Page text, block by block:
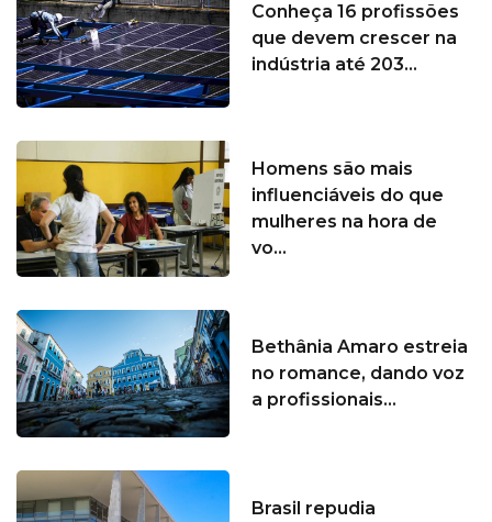
Conheça 16 profissões
que devem crescer na
indústria até 203...
Homens são mais
influenciáveis do que
mulheres na hora de
vo...
Bethânia Amaro estreia
no romance, dando voz
a profissionais...
Brasil repudia